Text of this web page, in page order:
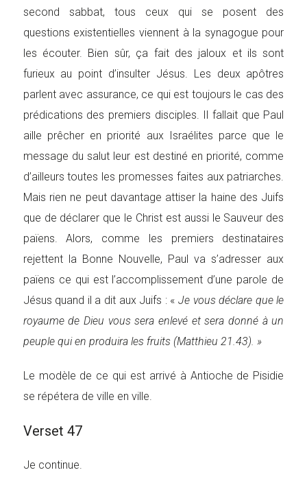
second sabbat, tous ceux qui se posent des
questions existentielles viennent à la synagogue pour
les écouter. Bien sûr, ça fait des jaloux et ils sont
furieux au point d’insulter Jésus. Les deux apôtres
parlent avec assurance, ce qui est toujours le cas des
prédications des premiers disciples. Il fallait que Paul
aille prêcher en priorité aux Israélites parce que le
message du salut leur est destiné en priorité, comme
d’ailleurs toutes les promesses faites aux patriarches.
Mais rien ne peut davantage attiser la haine des Juifs
que de déclarer que le Christ est aussi le Sauveur des
païens. Alors, comme les premiers destinataires
rejettent la Bonne Nouvelle, Paul va s’adresser aux
païens ce qui est l’accomplissement d’une parole de
Jésus quand il a dit aux Juifs : « Je vous déclare que le
royaume de Dieu vous sera enlevé et sera donné à un
peuple qui en produira les fruits (Matthieu 21.43). »
Le modèle de ce qui est arrivé à Antioche de Pisidie
se répétera de ville en ville.
Verset 47
Je continue.